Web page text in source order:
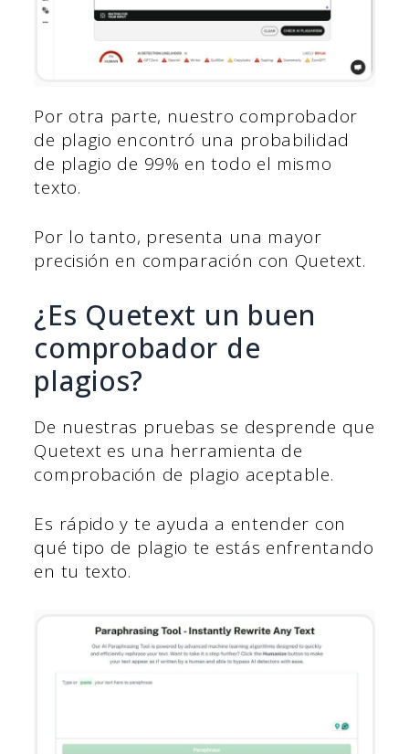
Por otra parte, nuestro comprobador
de plagio encontró una probabilidad
de plagio de 99% en todo el mismo
texto.
Por lo tanto, presenta una mayor
precisión en comparación con Quetext.
¿Es Quetext un buen
comprobador de
plagios?
De nuestras pruebas se desprende que
Quetext es una herramienta de
comprobación de plagio aceptable.
Es rápido y te ayuda a entender con
qué tipo de plagio te estás enfrentando
en tu texto.